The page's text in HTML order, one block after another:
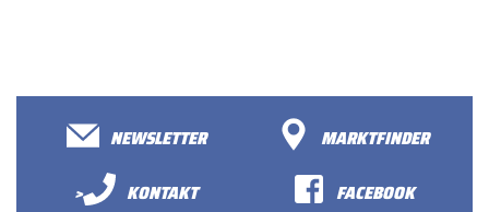
NEWSLETTER
MARKTFINDER
>
KONTAKT
FACEBOOK